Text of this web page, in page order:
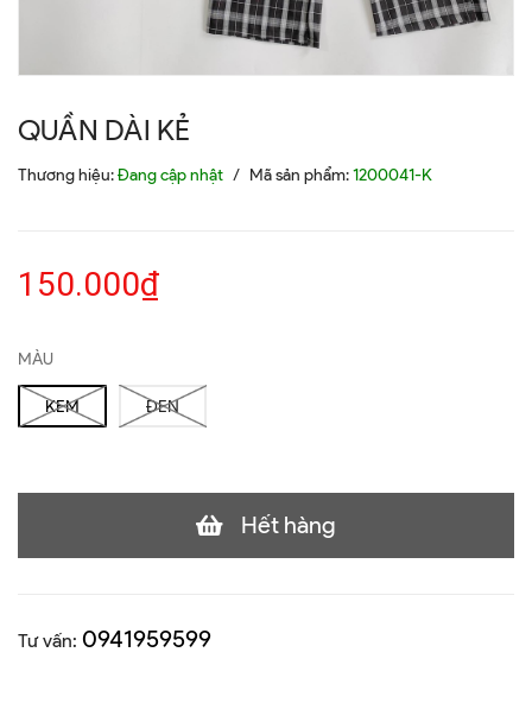
QUẦN DÀI KẺ
Thương hiệu:Đang cập nhật / Mã sản phẩm:1200041-K
150.000₫
MÀU
KEM ĐEN
Hết hàng
Tư vấn: 0941959599